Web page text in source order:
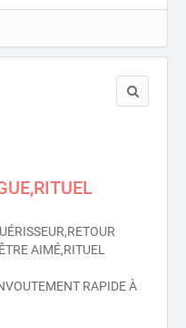
AIMÉ,RITUEL
RAPIDE À